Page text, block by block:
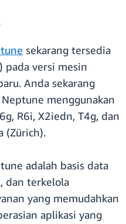
sekarang tersedia
pada versi mesin
Anda sekarang
menggunakan
R6i, X2iedn, T4g, dan
(Zürich).
adalah basis data
dan terkelola
yang memudahkan
aplikasi yang